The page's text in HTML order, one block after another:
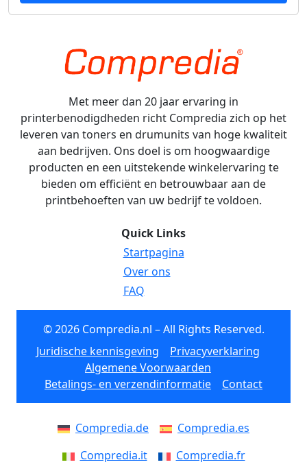
Met meer dan 20 jaar ervaring in
printerbenodigdheden richt Compredia zich op het
leveren van toners en drumunits van hoge kwaliteit
aan bedrijven. Ons doel is om hoogwaardige
producten en een uitstekende winkelervaring te
bieden om efficiënt en betrouwbaar aan de
printbehoeften van uw bedrijf te voldoen.
Quick Links
Startpagina
Over ons
FAQ
© 2026 Compredia.nl – All Rights Reserved.
Juridische kennisgeving
Privacyverklaring
Algemene Voorwaarden
Betalings- en verzendinformatie
Contact
Compredia.de
Compredia.es
Compredia.it
Compredia.fr